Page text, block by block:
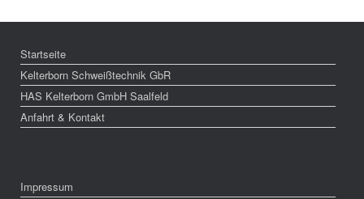
Startseite
Kelterborn Schweißtechnik GbR
HAS Kelterborn GmbH Saalfeld
Anfahrt & Kontakt
Impressum